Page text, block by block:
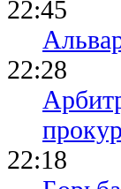
22:45
22:28
22:18